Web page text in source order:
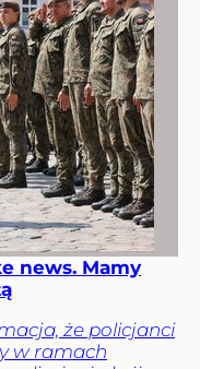
news. Mamy
że policjanci
w ramach